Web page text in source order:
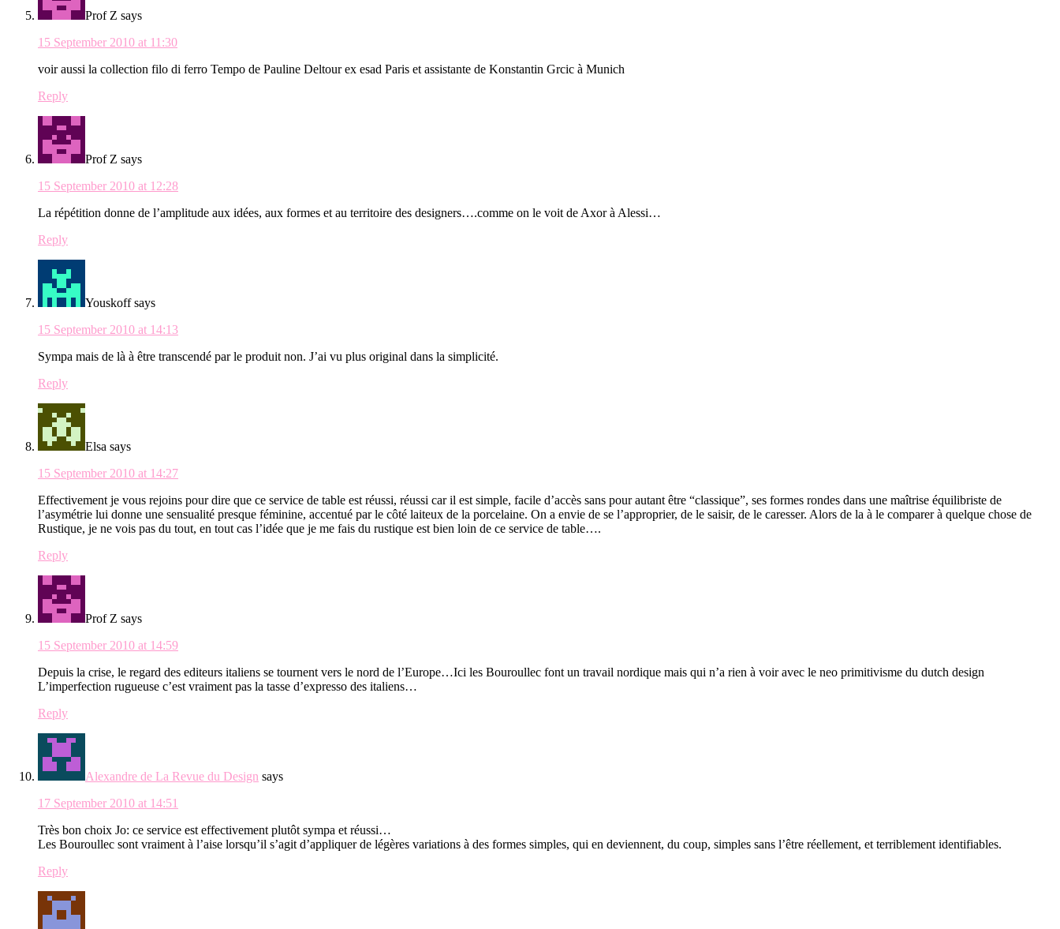
Prof Z says
15 September 2010 at 11:30
voir aussi la collection filo di ferro Tempo de Pauline Deltour ex esad Paris et assistante de Konstantin Grcic à Munich
Reply
Prof Z says
15 September 2010 at 12:28
La répétition donne de l’amplitude aux idées, aux formes et au territoire des designers….comme on le voit de Axor à Alessi…
Reply
Youskoff says
15 September 2010 at 14:13
Sympa mais de là à être transcendé par le produit non. J’ai vu plus original dans la simplicité.
Reply
Elsa says
15 September 2010 at 14:27
Effectivement je vous rejoins pour dire que ce service de table est réussi, réussi car il est simple, facile d’accès sans pour autant être “classique”, ses formes rondes dans une maîtrise équilibriste de
l’asymétrie lui donne une sensualité presque féminine, accentué par le côté laiteux de la porcelaine. On a envie de se l’approprier, de le saisir, de le caresser. Alors de la à le comparer à quelque chose de
Rustique, je ne vois pas du tout, en tout cas l’idée que je me fais du rustique est bien loin de ce service de table….
Reply
Prof Z says
15 September 2010 at 14:59
Depuis la crise, le regard des editeurs italiens se tournent vers le nord de l’Europe…Ici les Bouroullec font un travail nordique mais qui n’a rien à voir avec le neo primitivisme du dutch design
L’imperfection rugueuse c’est vraiment pas la tasse d’expresso des italiens…
Reply
Alexandre de La Revue du Design says
17 September 2010 at 14:51
Très bon choix Jo: ce service est effectivement plutôt sympa et réussi…
Les Bouroullec sont vraiment à l’aise lorsqu’il s’agit d’appliquer de légères variations à des formes simples, qui en deviennent, du coup, simples sans l’être réellement, et terriblement identifiables.
Reply